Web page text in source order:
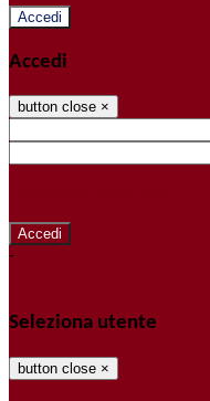
Accedi
Accedi
button close ×
-
Seleziona utente
button close ×